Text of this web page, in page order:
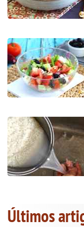
Últimos